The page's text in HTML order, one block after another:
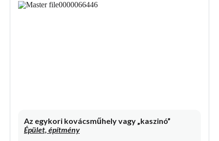
Az egykori kovácsműhely vagy „kaszinó”
Épület, építmény